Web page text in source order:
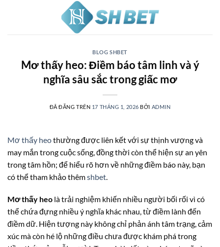
BLOG SHBET
Mơ thấy heo: Điềm báo tâm linh và ý
nghĩa sâu sắc trong giấc mơ
ĐÃ ĐĂNG TRÊN 17 THÁNG 1, 2026 BỞI ADMIN
Mơ thấy heothường được liên kết với sự thịnh vượng và
may mắn trong cuộc sống, đồng thời còn thể hiện sự an yên
trong tâm hồn; để hiểu rõ hơn về những điềm báo này, bạn
có thể tham khảo thêmshbet
Mơ thấy heo là trải nghiệm khiến nhiều người bối rối vì có
thể chứa đựng nhiều ý nghĩa khác nhau, từ điềm lành đến
điềm dữ. Hiện tượng này không chỉ phản ánh tâm trạng, cảm
xúc mà còn hé lộ những điều chưa được khám phá trong